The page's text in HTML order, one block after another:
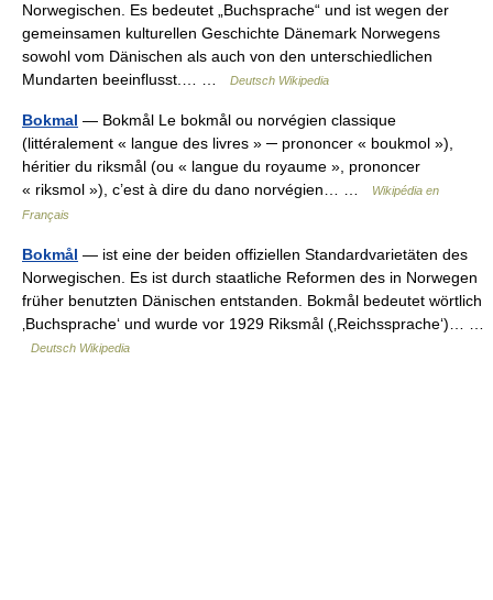
Norwegischen. Es bedeutet „Buchsprache“ und ist wegen der
gemeinsamen kulturellen Geschichte Dänemark Norwegens
sowohl vom Dänischen als auch von den unterschiedlichen
Mundarten beeinflusst.… …
Deutsch Wikipedia
Bokmal — Bokmål Le bokmål ou norvégien classique
(littéralement « langue des livres » ─ prononcer « boukmol »),
héritier du riksmål (ou « langue du royaume », prononcer
« riksmol »), c’est à dire du dano norvégien… …
Wikipédia en
Français
Bokmål — ist eine der beiden offiziellen Standardvarietäten des
Norwegischen. Es ist durch staatliche Reformen des in Norwegen
früher benutzten Dänischen entstanden. Bokmål bedeutet wörtlich
‚Buchsprache‘ und wurde vor 1929 Riksmål (‚Reichssprache‘)… …
Deutsch Wikipedia